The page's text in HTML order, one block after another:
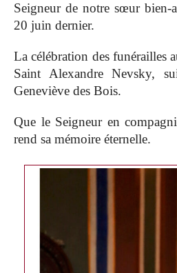
Seigneur de notre sœur bien-
20 juin dernier.
La célébration des funérailles
Saint Alexandre Nevsky,
Geneviève des Bois.
Que le Seigneur en
rend sa mémoire éternelle.